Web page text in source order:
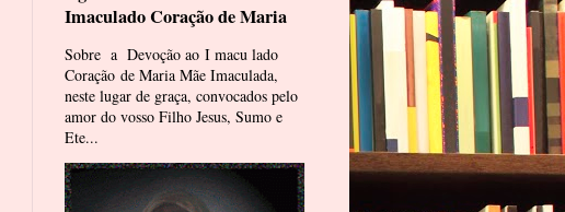
Imaculado Coração de Maria
Sobre a Devoção ao I macu lado
Coração de Maria Mãe Imaculada,
neste lugar de graça, convocados pelo
amor do vosso Filho Jesus, Sumo e
Ete...